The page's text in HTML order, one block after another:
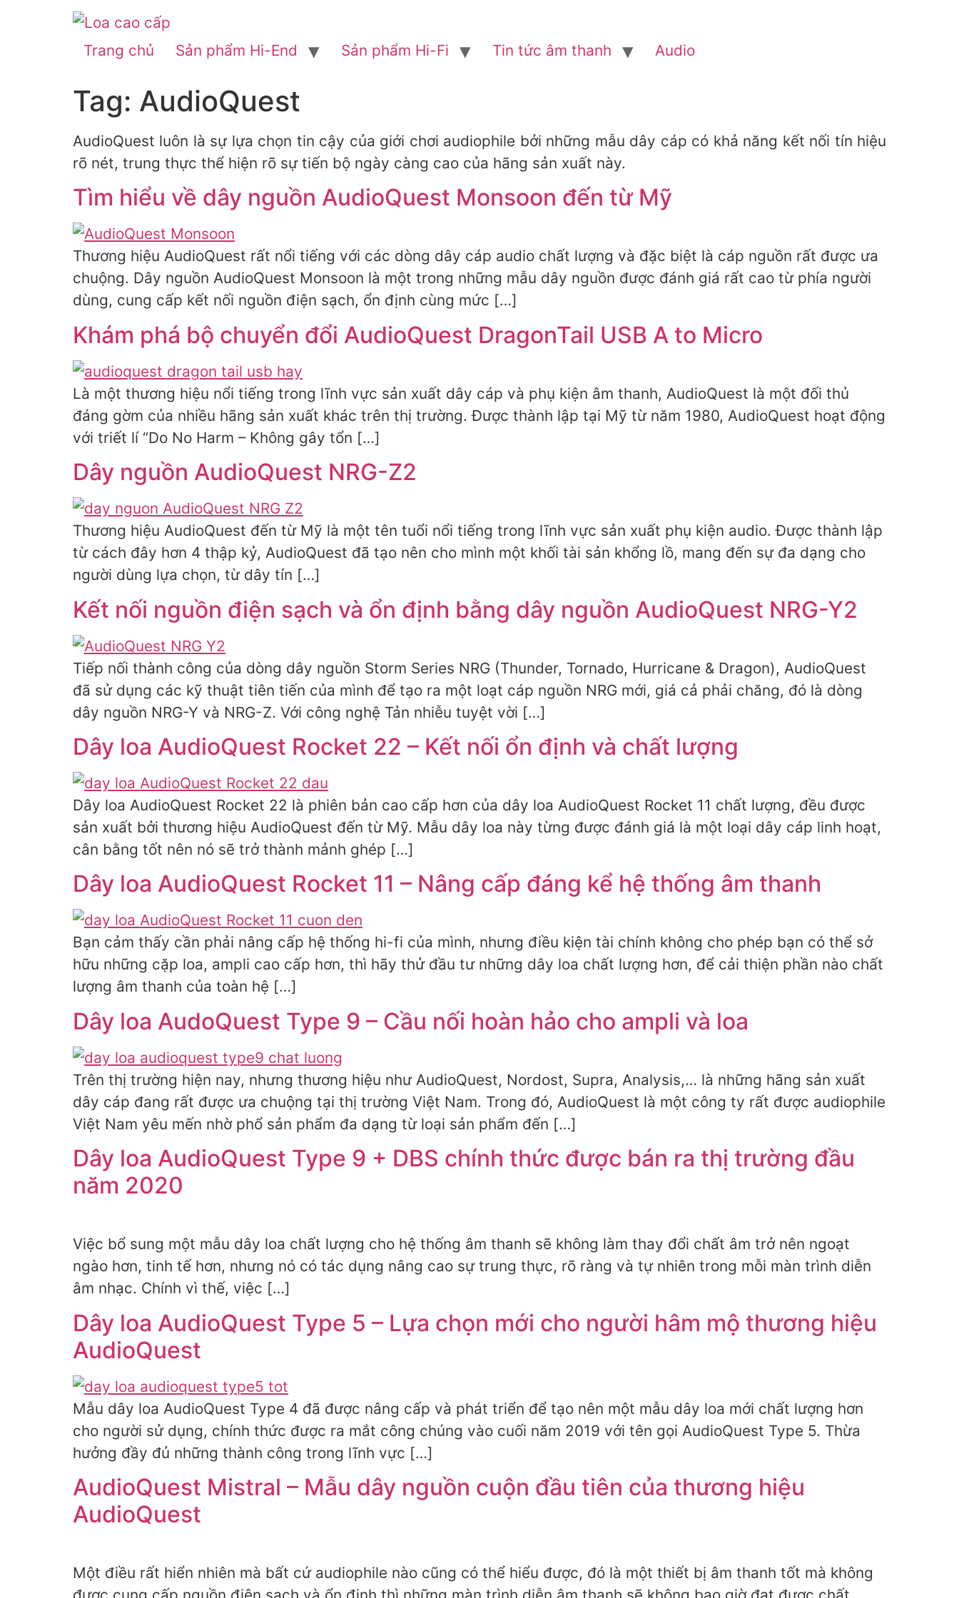
Trang chủ Sản phẩm Hi-End Sản phẩm Hi-Fi Tin tức âm thanh Audio
Tag: AudioQuest
AudioQuest luôn là sự lựa chọn tin cậy của giới chơi audiophile bởi những mẫu dây cáp có khả năng kết nối tín hiệu
rõ nét, trung thực thể hiện rõ sự tiến bộ ngày càng cao của hãng sản xuất này.
Tìm hiểu về dây nguồn AudioQuest Monsoon đến từ Mỹ
Thương hiệu AudioQuest rất nổi tiếng với các dòng dây cáp audio chất lượng và đặc biệt là cáp nguồn rất được ưa
chuộng. Dây nguồn AudioQuest Monsoon là một trong những mẫu dây nguồn được đánh giá rất cao từ phía người
dùng, cung cấp kết nối nguồn điện sạch, ổn định cùng mức […]
Khám phá bộ chuyển đổi AudioQuest DragonTail USB A to Micro
Là một thương hiệu nổi tiếng trong lĩnh vực sản xuất dây cáp và phụ kiện âm thanh, AudioQuest là một đối thủ
đáng gờm của nhiều hãng sản xuất khác trên thị trường. Được thành lập tại Mỹ từ năm 1980, AudioQuest hoạt động
với triết lí “Do No Harm – Không gây tổn […]
Dây nguồn AudioQuest NRG-Z2
Thương hiệu AudioQuest đến từ Mỹ là một tên tuổi nổi tiếng trong lĩnh vực sản xuất phụ kiện audio. Được thành lập
từ cách đây hơn 4 thập kỷ, AudioQuest đã tạo nên cho mình một khối tài sản khổng lồ, mang đến sự đa dạng cho
người dùng lựa chọn, từ dây tín […]
Kết nối nguồn điện sạch và ổn định bằng dây nguồn AudioQuest NRG-Y2
Tiếp nối thành công của dòng dây nguồn Storm Series NRG (Thunder, Tornado, Hurricane & Dragon), AudioQuest
đã sử dụng các kỹ thuật tiên tiến của mình để tạo ra một loạt cáp nguồn NRG mới, giá cả phải chăng, đó là dòng
dây nguồn NRG-Y và NRG-Z. Với công nghệ Tản nhiễu tuyệt vời […]
Dây loa AudioQuest Rocket 22 – Kết nối ổn định và chất lượng
Dây loa AudioQuest Rocket 22 là phiên bản cao cấp hơn của dây loa AudioQuest Rocket 11 chất lượng, đều được
sản xuất bởi thương hiệu AudioQuest đến từ Mỹ. Mẫu dây loa này từng được đánh giá là một loại dây cáp linh hoạt,
cân bằng tốt nên nó sẽ trở thành mảnh ghép […]
Dây loa AudioQuest Rocket 11 – Nâng cấp đáng kể hệ thống âm thanh
Bạn cảm thấy cần phải nâng cấp hệ thống hi-fi của mình, nhưng điều kiện tài chính không cho phép bạn có thể sở
hữu những cặp loa, ampli cao cấp hơn, thì hãy thử đầu tư những dây loa chất lượng hơn, để cải thiện phần nào chất
lượng âm thanh của toàn hệ […]
Dây loa AudoQuest Type 9 – Cầu nối hoàn hảo cho ampli và loa
Trên thị trường hiện nay, nhưng thương hiệu như AudioQuest, Nordost, Supra, Analysis,… là những hãng sản xuất
dây cáp đang rất được ưa chuộng tại thị trường Việt Nam. Trong đó, AudioQuest là một công ty rất được audiophile
Việt Nam yêu mến nhờ phổ sản phẩm đa dạng từ loại sản phẩm đến […]
Dây loa AudioQuest Type 9 + DBS chính thức được bán ra thị trường đầu
năm 2020
Việc bổ sung một mẫu dây loa chất lượng cho hệ thống âm thanh sẽ không làm thay đổi chất âm trở nên ngoạt
ngào hơn, tinh tế hơn, nhưng nó có tác dụng nâng cao sự trung thực, rõ ràng và tự nhiên trong mỗi màn trình diễn
âm nhạc. Chính vì thế, việc […]
Dây loa AudioQuest Type 5 – Lựa chọn mới cho người hâm mộ thương hiệu
AudioQuest
Mẫu dây loa AudioQuest Type 4 đã được nâng cấp và phát triển để tạo nên một mẫu dây loa mới chất lượng hơn
cho người sử dụng, chính thức được ra mắt công chúng vào cuối năm 2019 với tên gọi AudioQuest Type 5. Thừa
hưởng đầy đủ những thành công trong lĩnh vực […]
AudioQuest Mistral – Mẫu dây nguồn cuộn đầu tiên của thương hiệu
AudioQuest
Một điều rất hiển nhiên mà bất cứ audiophile nào cũng có thể hiểu được, đó là một thiết bị âm thanh tốt mà không